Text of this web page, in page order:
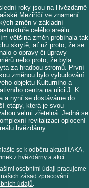
roky jsou na Hvězdárně
Meziříčí ve znamení
změn v základní
celého areálu.
většina změn probíhala tak
skrytě, ať už proto, že se
o opravy či úpravy
nebo proto, že byla
za hradbou stromů. První
změnou bylo vybudování
objektu Kulturního a
centra na ulici J. K.
a nyní se dostáváme do
etapy, která je svou
velmi zřetelná. Jedná se
revitalizaci oplocení
hvězdárny.
se k odběru aktualit AKA,
z hvězdárny a akcí:
osobními údaji pracujeme
zásad zpracování
údajů.